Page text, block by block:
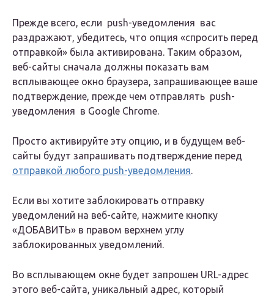
Прежде всего, если push-уведомления‌ вас
раздражают, убедитесь, что опция «спросить перед
отправкой» была активирована. Таким образом,
веб-сайты сначала должны показать вам
всплывающее окно браузера, запрашивающее ваше
подтверждение, прежде чем отправлять push-
уведомления‌ в Google Chrome.
Просто активируйте эту опцию, и в будущем веб-
сайты будут запрашивать подтверждение перед
отправкой любого push-уведомления.
Если вы хотите заблокировать отправку
уведомлений на веб-сайте, нажмите кнопку
«ДОБАВИТЬ» в правом верхнем углу
заблокированных уведомлений.
Во всплывающем окне будет запрошен URL-адрес
этого веб-сайта, уникальный адрес, который